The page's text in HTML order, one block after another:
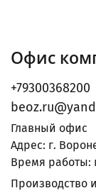
Офис
+79300368200
Главный офис
Адрес: г.
Время работы:
Производство